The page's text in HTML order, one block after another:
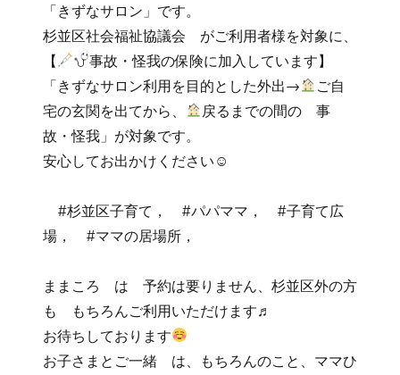
「きずなサロン」です。
杉並区社会福祉協議会 がご利用者様を対象に、
【
事故・怪我の保険に加入しています】
「きずなサロン利用を目的とした外出→
ご自
宅の玄関を出てから、
戻るまでの間の 事
故・怪我」が対象です。
安心してお出かけください☺
#杉並区子育て， #パパママ， #子育て広
場， #ママの居場所，
ままころ は 予約は要りません、杉並区外の方
も もちろんご利用いただけます♬
お待ちしております
お子さまとご一緒 は、もちろんのこと、ママひ